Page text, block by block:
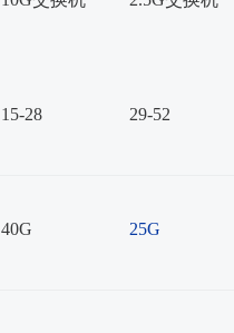
15-28
29-52
40G
25G